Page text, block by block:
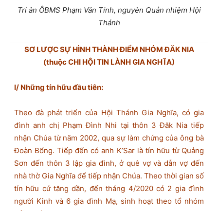
Tri ân ÔBMS Phạm Văn Tính, nguyên Quản nhiệm Hội
Thánh
SƠ LƯỢC SỰ HÌNH THÀNH ĐIỂM NHÓM ĐĂK NIA
(thuộc CHI HỘI TIN LÀNH GIA NGHĨA)
I/ Những tín hữu đầu tiên:
Theo đà phát triển của Hội Thánh Gia Nghĩa, có gia
đình anh chị Phạm Đình Nhi tại thôn 3 Đăk Nia tiếp
nhận Chúa từ năm 2002, qua sự làm chứng của ông bà
Đoàn Bổng. Tiếp đến có anh K’Sar là tín hữu từ Quảng
Sơn đến thôn 3 lập gia đình, ở quê vợ và dẫn vợ đến
nhà thờ Gia Nghĩa để tiếp nhận Chúa. Theo thời gian số
tín hữu cứ tăng dần, đến tháng 4/2020 có 2 gia đình
người Kinh và 6 gia đình Mạ, sinh hoạt theo tổ nhóm